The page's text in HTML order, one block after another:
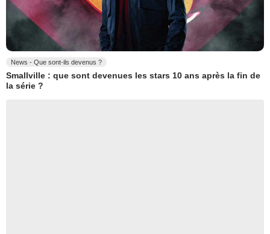
News - Que sont-ils devenus ?
Smallville : que sont devenues les stars 10 ans après la fin de
la série ?